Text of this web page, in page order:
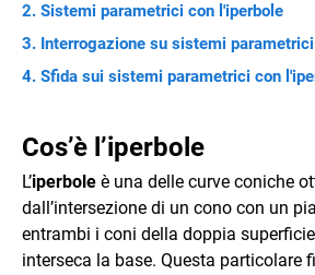
Sistemi parametrici con l'iperbole
Interrogazione su sistemi
Sfida sui sistemi parametrici con
Cos’è l’iperbole
L’iperbole è una delle curve coniche
dall’intersezione di un cono con un
entrambi i coni della doppia
interseca la base. Questa particolare